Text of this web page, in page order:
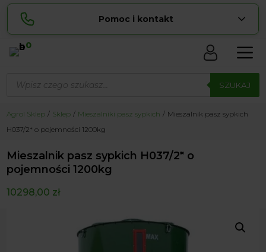
Pomoc i kontakt
Sylwia
pokaż numer
729 856 ... pokaż numer
biuro@ ...
0
produktów SZUKAJ
Agrol Sklep Sklep Mieszalniki pasz sypkich
Mieszalnik pasz sypkich
H037/2* o pojemności 1200kg
Mieszalnik pasz sypkich H037/2* o
pojemności 1200kg
10298,00 zł